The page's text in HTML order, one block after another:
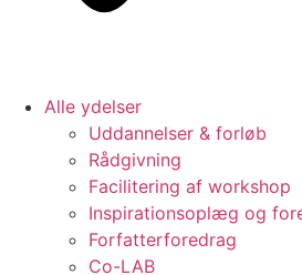
Alle ydelser
Uddannelser & forløb
Rådgivning
Facilitering af workshop
Inspirationsoplæg og
Forfatterforedrag
Co-LAB